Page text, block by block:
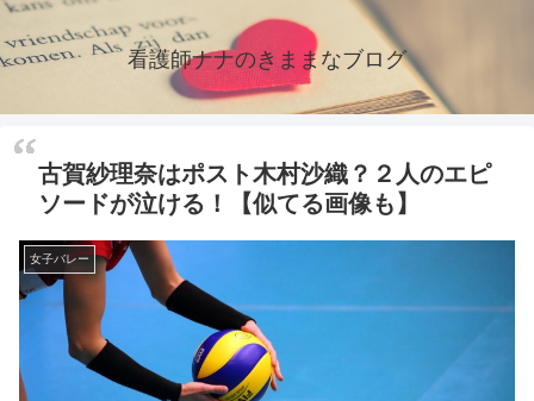
看護師ナナのきままなブログ
古賀紗理奈はポスト木村沙織？２人のエピ
ソードが泣ける！【似てる画像も】
女子バレー